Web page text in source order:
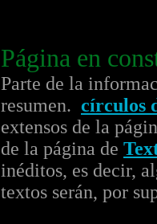
Página en
Parte de la
resumen. círculos
extensos de la
de la página de
inéditos, es decir,
textos serán, por